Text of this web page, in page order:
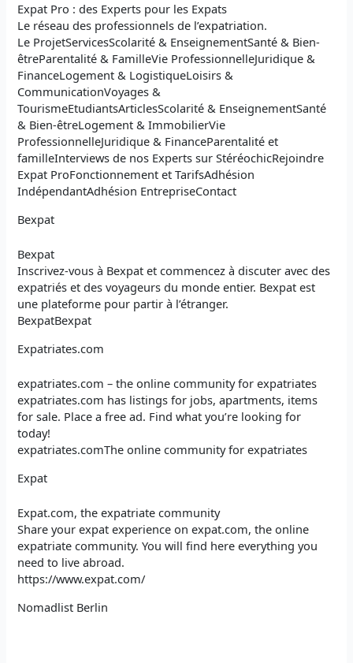
Expat Pro : des Experts pour les Expats
Le réseau des professionnels de l’expatriation.
Le ProjetServicesScolarité & EnseignementSanté & Bien-
êtreParentalité & FamilleVie ProfessionnelleJuridique &
FinanceLogement & LogistiqueLoisirs &
CommunicationVoyages &
TourismeEtudiantsArticlesScolarité & EnseignementSanté
& Bien-êtreLogement & ImmobilierVie
ProfessionnelleJuridique & FinanceParentalité et
familleInterviews de nos Experts sur StéréochicRejoindre
Expat ProFonctionnement et TarifsAdhésion
IndépendantAdhésion EntrepriseContact
Bexpat
Bexpat
Inscrivez-vous à Bexpat et commencez à discuter avec des
expatriés et des voyageurs du monde entier. Bexpat est
une plateforme pour partir à l’étranger.
BexpatBexpat
Expatriates.com
expatriates.com – the online community for expatriates
expatriates.com has listings for jobs, apartments, items
for sale. Place a free ad. Find what you’re looking for
today!
expatriates.comThe online community for expatriates
Expat
Expat.com, the expatriate community
Share your expat experience on expat.com, the online
expatriate community. You will find here everything you
need to live abroad.
https://www.expat.com/
Nomadlist Berlin